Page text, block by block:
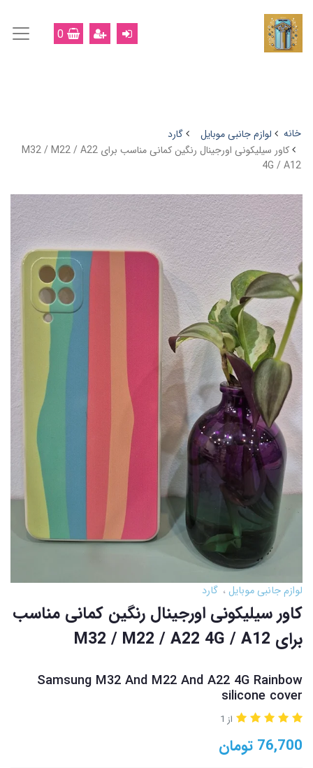
0
خانه لوازم جانبی موبایل
گارد
کاور سیلیکونی اورجینال رنگین کمانی مناسب برای M32 / M22 / A22
4G / A12
لوازم جانبی موبایل گارد
کاور سیلیکونی اورجینال رنگین کمانی مناسب
برای M32 / M22 / A22 4G / A12
Samsung M32 And M22 And A22 4G Rainbow
silicone cover
از 1
76,700 تومان